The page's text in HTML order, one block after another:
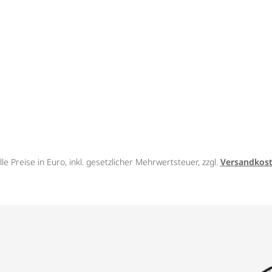
Preise in Euro, inkl. gesetzlicher Mehrwertsteuer, zzgl.